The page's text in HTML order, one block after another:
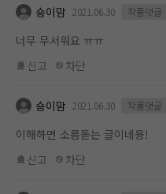
숑이맘 2021.06.30 작품댓글
너무 무서워요 ㅠㅠ
신고
차단
숑이맘 2021.06.30 작품댓글
이해하면 소름돋는 글이네용!
신고
차단